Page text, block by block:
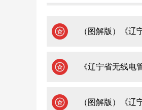
（图解版）《辽
《辽宁省无线电
（图解版）《辽